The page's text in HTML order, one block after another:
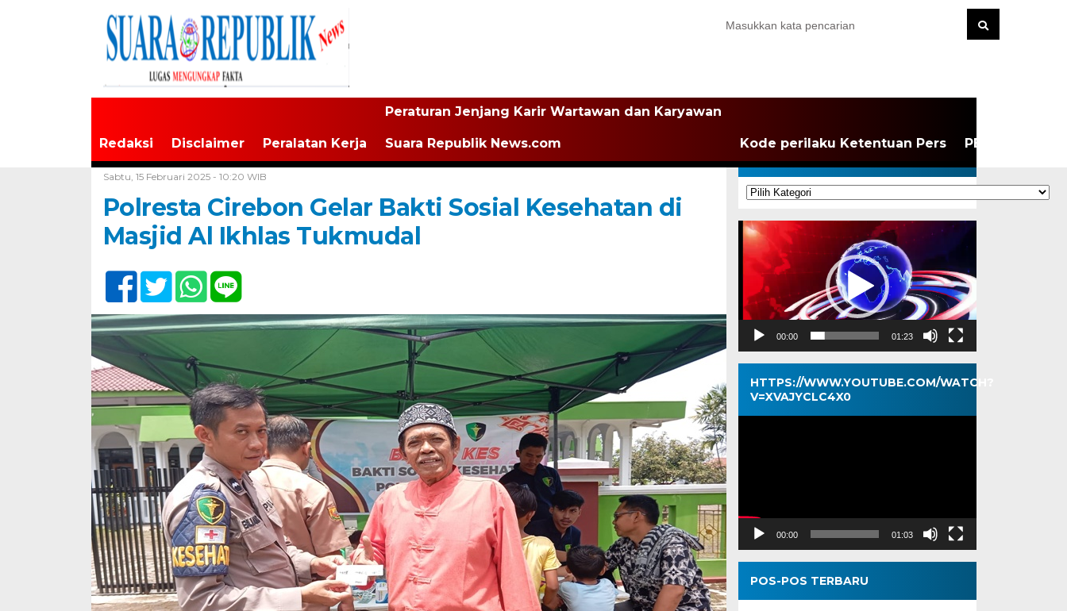
Redaksi Disclaimer Peralatan Kerja
Peraturan Jenjang Karir Wartawan dan Karyawan
Suara Republik News.com Kode perilaku Ketentuan Pers PEDOMAN
Sabtu, 15 Februari 2025 - 10:20 WIB
Polresta Cirebon Gelar Bakti Sosial Kesehatan di
Masjid Al Ikhlas Tukmudal
KATEGORI
Kategori
Pemutar
Video
00:00 01:23
HTTPS://WWW.YOUTUBE.COM/WATCH?
V=XVAJYCLC4X0
Pemutar
00:00 01:03
POS-POS TERBARU